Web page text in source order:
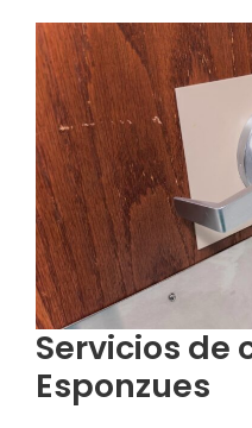
Servicios de
Esponzues